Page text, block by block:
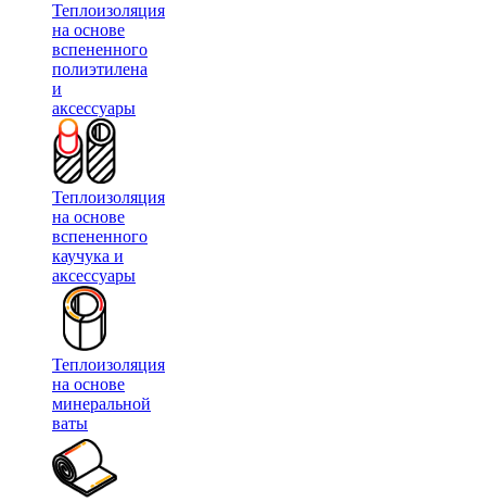
Теплоизоляция
на основе
вспененного
полиэтилена
и
аксессуары
Теплоизоляция
на основе
вспененного
каучука и
аксессуары
Теплоизоляция
на основе
минеральной
ваты